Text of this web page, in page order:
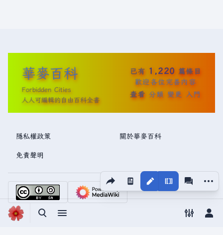
切換搜尋切換選單 切換偏好
切
分享此頁面
視圖 更多
華麥百科
Forbidden Cities
人人可編輯的自由百科全書
已有 1,220 篇條目
歡迎各位完善內容
查看 分類 變更 入門
隱私權政策 關於華麥百科
免責聲明